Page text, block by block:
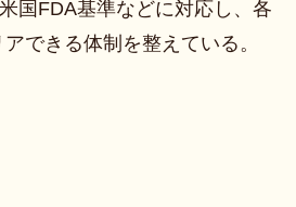
国FDA基準などに対応し、各
できる体制を整えている。